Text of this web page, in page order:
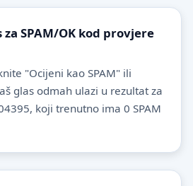
SPAM/OK kod provjere
"Ocijeni kao SPAM" ili
glas odmah ulazi u rezultat za
koji trenutno ima 0 SPAM